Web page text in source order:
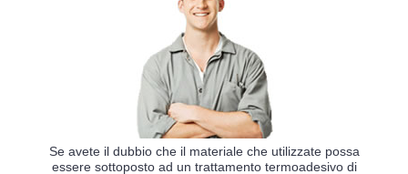
Se avete il dubbio che il materiale che utilizzate possa
essere sottoposto ad un trattamento termoadesivo di